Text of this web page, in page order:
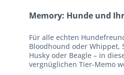
Memory: Hunde und
Für alle echten
Bloodhound oder Whippet,
Husky oder Beagle – in
vergnüglichen Tier-Memo